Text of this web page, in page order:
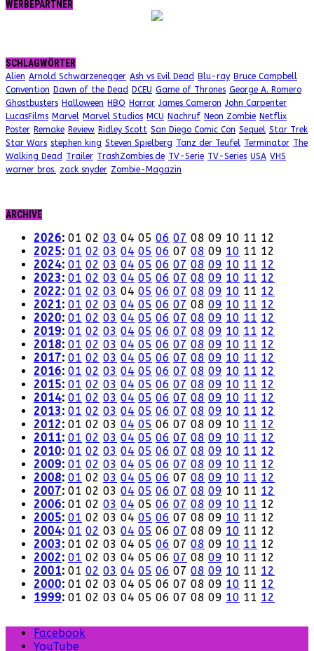
WERBEPARTNER
SCHLAGWÖRTER
Alien Arnold Schwarzenegger Ash vs Evil Dead Blu-ray Bruce Campbell
Convention Dawn of the Dead DCEU Game of Thrones George A. Romero
Ghostbusters Halloween HBO Horror James Cameron John Carpenter
LucasFilms Marvel Marvel Studios MCU Nachruf Neon Zombie Netflix
Poster Remake Review Ridley Scott San Diego Comic Con Sequel Star Trek
Star Wars stephen king Steven Spielberg Tanz der Teufel Terminator The
Walking Dead Trailer TrashZombies.de TV-Serie TV-Series USA VHS
warner bros. zack snyder Zombie-Magazin
ARCHIVE
2026: 01 02 03 04 05 06 07 08 09 10 11 12
2025: 01 02 03 04 05 06 07 08 09 10 11 12
2024: 01 02 03 04 05 06 07 08 09 10 11 12
2023: 01 02 03 04 05 06 07 08 09 10 11 12
2022: 01 02 03 04 05 06 07 08 09 10 11 12
2021: 01 02 03 04 05 06 07 08 09 10 11 12
2020: 01 02 03 04 05 06 07 08 09 10 11 12
2019: 01 02 03 04 05 06 07 08 09 10 11 12
2018: 01 02 03 04 05 06 07 08 09 10 11 12
2017: 01 02 03 04 05 06 07 08 09 10 11 12
2016: 01 02 03 04 05 06 07 08 09 10 11 12
2015: 01 02 03 04 05 06 07 08 09 10 11 12
2014: 01 02 03 04 05 06 07 08 09 10 11 12
2013: 01 02 03 04 05 06 07 08 09 10 11 12
2012: 01 02 03 04 05 06 07 08 09 10 11 12
2011: 01 02 03 04 05 06 07 08 09 10 11 12
2010: 01 02 03 04 05 06 07 08 09 10 11 12
2009: 01 02 03 04 05 06 07 08 09 10 11 12
2008: 01 02 03 04 05 06 07 08 09 10 11 12
2007: 01 02 03 04 05 06 07 08 09 10 11 12
2006: 01 02 03 04 05 06 07 08 09 10 11 12
2005: 01 02 03 04 05 06 07 08 09 10 11 12
2004: 01 02 03 04 05 06 07 08 09 10 11 12
2003: 01 02 03 04 05 06 07 08 09 10 11 12
2002: 01 02 03 04 05 06 07 08 09 10 11 12
2001: 01 02 03 04 05 06 07 08 09 10 11 12
2000: 01 02 03 04 05 06 07 08 09 10 11 12
1999: 01 02 03 04 05 06 07 08 09 10 11 12
Facebook
YouTube